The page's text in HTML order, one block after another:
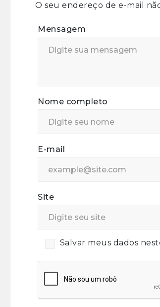
O seu endereço de e-mail
Mensagem
Nome completo
E-mail
Site
Salvar meus dados